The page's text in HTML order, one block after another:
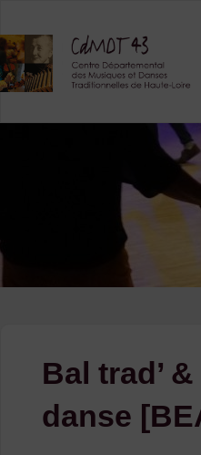
content
Bal trad’
danse